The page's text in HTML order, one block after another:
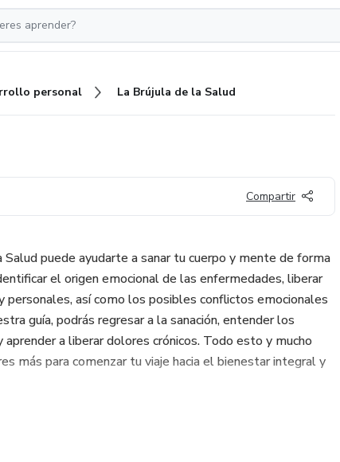
personal La Brújula de la Salud
Compartir
Salud puede ayudarte a sanar tu cuerpo y mente de forma
el origen emocional de las enfermedades, liberar
personales, así como los posibles conflictos emocionales
guía, podrás regresar a la sanación, entender los
aprender a liberar dolores crónicos. Todo esto y mucho
más para comenzar tu viaje hacia el bienestar integral y